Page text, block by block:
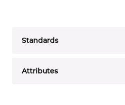
Standards
Attributes